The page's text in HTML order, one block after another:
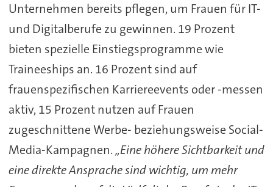
Unternehmen bereits pflegen, um Frauen für IT-
und Digitalberufe zu gewinnen. 19 Prozent
bieten spezielle Einstiegsprogramme wie
Traineeships an. 16 Prozent sind auf
frauenspezifischen Karriereevents oder -messen
aktiv, 15 Prozent nutzen auf Frauen
zugeschnittene Werbe- beziehungsweise Social-
Media-Kampagnen.„Eine höhere Sichtbarkeit und
eine direkte Ansprache sind wichtig, um mehr